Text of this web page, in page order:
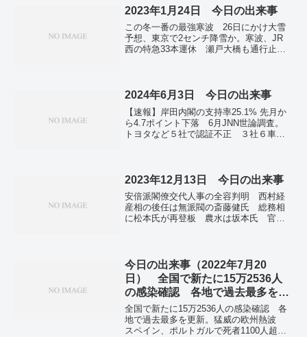
2023年1月24日 今日の出来事
この冬一番の最強寒波 26日にかけ大雪
予想、東京で2センチ降雪か。寒波、JR
西の特急33本運休 瀬戸大橋も通行止
懲罰委へ 自民、立憲合意「参院の総意
最多 1年間に336日 進む武装化。全国
で新たに8万1535人感染 死者は307人
新型コロナ。
2024年6月3日 今日の出来事
【速報】岸田内閣の支持率25.1% 先月か
ら4.7ポイント下落 6月JNN世論調査。
トヨタなど５社で認証不正 ３社６車種
範囲に緊急地震速報 「富山湾でＭ７．
４」過大予想…秒単位の続発が原因か・
気象庁。ＡＧＦコーヒー値上げ ９月か
ら、１５～３０％。日本海、大量の石油
ガス埋蔵か 韓国大統領が試掘表明。総
2023年12月13日 今日の出来事
安倍派閣僚交代人事の全容判明 西村経
産相の後任は無派閥の斎藤健氏 総務相
に松本氏が再登板 農水は坂本氏 官房
賛成、臨時国会が閉幕。旧統一教会の財
産監視法成立 被害者救済、法テラスの
支援拡充。イスラエル軍、ガザの地下ト
ンネル内で軍事作戦 「水攻め」の報道
も。化石燃料からの移行を明示 ＣＯＰ
２８、排出ゼロへ文書案。アジア成長、
４．９％に上方修正 中国、インドが貢
今日の出来事（2022年7月20
日） 全国で新たに15万2536人
の感染確認 各地で過去最多を更
新
全国で新たに15万2536人の感染確認 各
地で過去最多を更新。猛威の欧州熱波
スペイン、ポルトガルで死者1100人超